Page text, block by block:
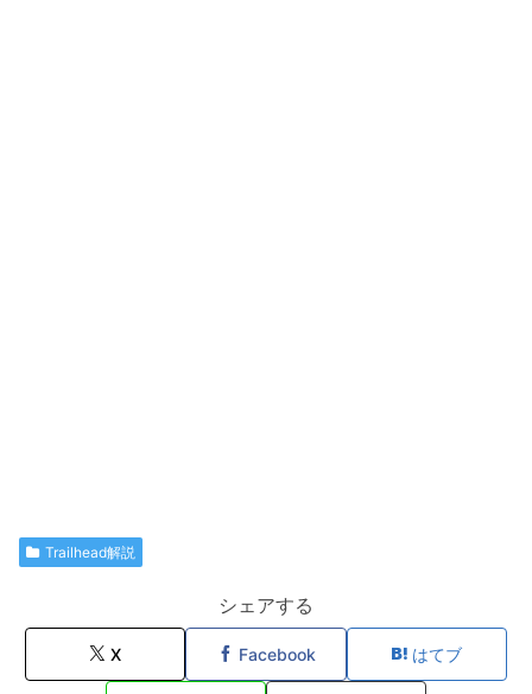
Trailhead解説
シェアする
X Facebook はてブ